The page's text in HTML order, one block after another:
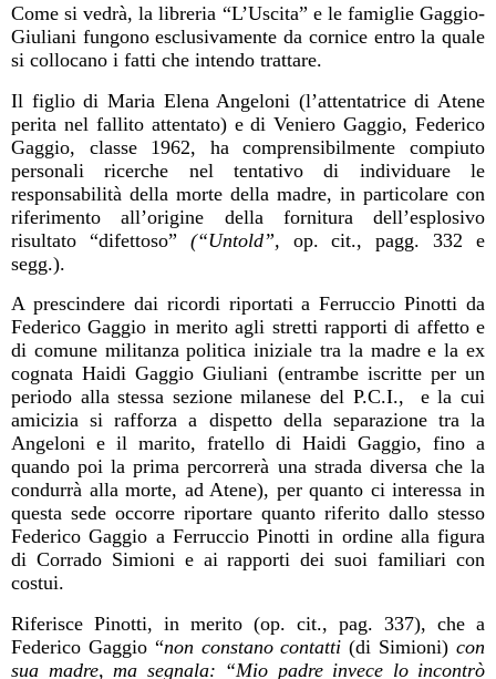
Come si vedrà, la libreria “L’Uscita” e le famiglie Gaggio-
Giuliani fungono esclusivamente da cornice entro la quale
si collocano i fatti che intendo trattare.
Il figlio di Maria Elena Angeloni (l’attentatrice di Atene
perita nel fallito attentato) e di Veniero Gaggio, Federico
Gaggio, classe 1962, ha comprensibilmente compiuto
personali ricerche nel tentativo di individuare le
responsabilità della morte della madre, in particolare con
riferimento all’origine della fornitura dell’esplosivo
risultato “difettoso” (“Untold”, op. cit., pagg. 332 e
segg.).
A prescindere dai ricordi riportati aFerruccio Pinotti da
Federico Gaggio in merito agli stretti rapporti di affetto e
di comune militanza politica iniziale tra la madre e la ex
cognata Haidi Gaggio Giuliani (entrambe iscritte per un
periodo alla stessa sezione milanese del P.C.I.,
e la cui
amicizia si rafforza a dispetto della separazione tra la
Angeloni e il marito, fratello di Haidi Gaggio, fino a
quando poi la prima percorrerà una strada diversa che la
condurrà alla morte, ad Atene), per quanto ci interessa in
questa sede occorre riportare quanto riferito dallo stesso
Federico Gaggio a Ferruccio Pinotti in ordine alla figura
di Corrado Simioni e ai rapporti dei suoi familiari con
costui.
Riferisce Pinotti, in merito (op. cit., pag. 337), che a
Federico Gaggio “non constano contatti (di Simioni)con
sua madre, ma segnala: “Mio padre invece lo incontrò